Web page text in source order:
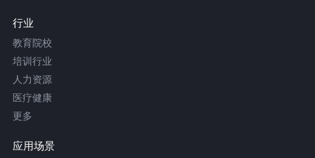
行业
教育院校
培训行业
人力资源
医疗健康
更多
应用场景